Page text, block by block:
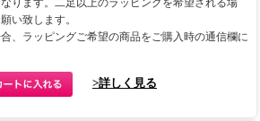
ります。二足以上のラッピングを希望される場
い致します。
、ラッピングご希望の商品をご購入時の通信欄に
>詳しく見る